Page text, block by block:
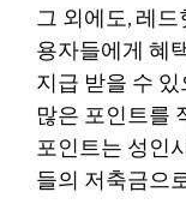
그 외에도, 레
용자들에게 혜
지급 받을 수
많은 포인트를
포인트는 성인
들의 저축금으